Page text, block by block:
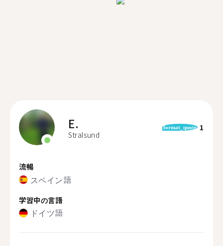
E.
Stralsund
format_quote 1
流暢
スペイン語
学習中の言語
ドイツ語